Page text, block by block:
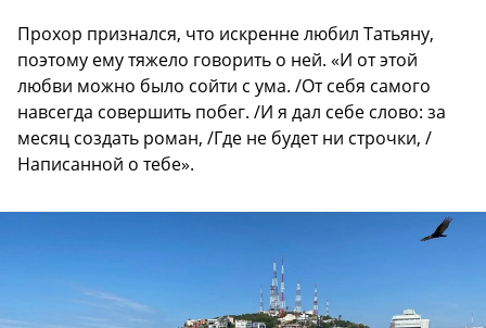
Прохор признался, что искренне любил Татьяну,
поэтому ему тяжело говорить о ней. «И от этой
любви можно было сойти с ума. /От себя самого
навсегда совершить побег. /И я дал себе слово: за
месяц создать роман, /Где не будет ни строчки, /
Написанной о тебе».